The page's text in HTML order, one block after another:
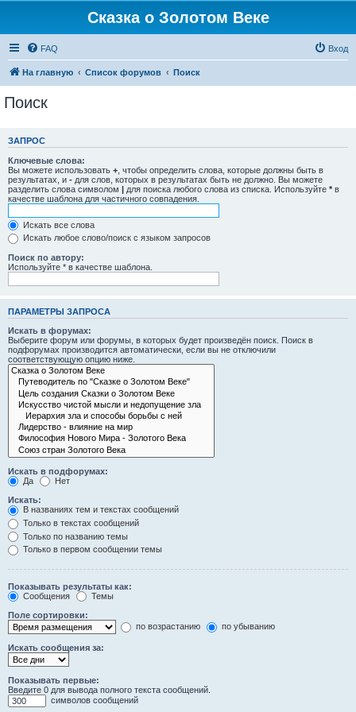
Сказка о Золотом Веке
FAQ Вход
На главную Список форумов Поиск
Поиск
ЗАПРОС
Ключевые слова:
Вы можете использовать + , чтобы определить слова, которые должны быть в
результатах, и - для слов, которых в результатах быть не должно. Вы можете
разделить слова символом | для поиска любого слова из списка. Используйте * в
качестве шаблона для частичного совпадения.
Искать все слова
Искать любое слово/поиск с языком запросов
Поиск по автору:
Используйте * в качестве шаблона.
ПАРАМЕТРЫ ЗАПРОСА
Искать в форумах:
Выберите форум или форумы, в которых будет произведён поиск. Поиск в
подфорумах производится автоматически, если вы не отключили
соответствующую опцию ниже.
Искать в подфорумах:
Да
Нет
Искать:
В названиях тем и текстах сообщений
Только в текстах сообщений
Только по названию темы
Только в первом сообщении темы
Показывать результаты как:
Сообщения
Темы
Поле сортировки:
по возрастанию
по убыванию
Искать сообщения за:
Показывать первые:
Введите 0 для вывода полного текста сообщений.
символов сообщений